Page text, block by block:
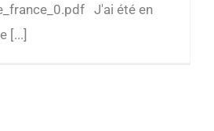
J'ai été en
[...]